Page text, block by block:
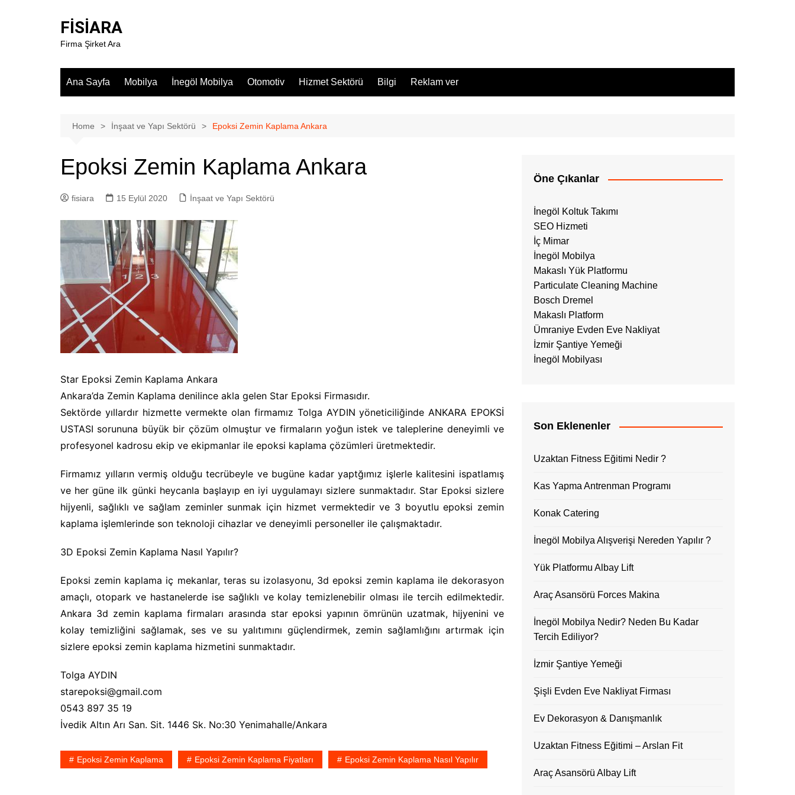
FİSİARA
Firma Şirket Ara
Ana Sayfa Mobilya İnegöl Mobilya Otomotiv Hizmet Sektörü Bilgi Reklam ver
Home İnşaat ve Yapı Sektörü Epoksi Zemin Kaplama Ankara
Epoksi Zemin Kaplama Ankara
fisiara 15 Eylül 2020 İnşaat ve Yapı Sektörü
Star Epoksi Zemin Kaplama Ankara
Ankara’da Zemin Kaplama denilince akla gelen Star Epoksi Firmasıdır.
Sektörde yıllardır hizmette vermekte olan firmamız Tolga AYDIN yöneticiliğinde ANKARA EPOKSİ
USTASI sorununa büyük bir çözüm olmuştur ve firmaların yoğun istek ve taleplerine deneyimli ve
profesyonel kadrosu ekip ve ekipmanlar ile epoksi kaplama çözümleri üretmektedir.
Firmamız yılların vermiş olduğu tecrübeyle ve bugüne kadar yaptğımız işlerle kalitesini ispatlamış
ve her güne ilk günki heycanla başlayıp en iyi uygulamayı sizlere sunmaktadır. Star Epoksi sizlere
hijyenli, sağlıklı ve sağlam zeminler sunmak için hizmet vermektedir ve 3 boyutlu epoksi zemin
kaplama işlemlerinde son teknoloji cihazlar ve deneyimli personeller ile çalışmaktadır.
3D Epoksi Zemin Kaplama Nasıl Yapılır?
Epoksi zemin kaplama iç mekanlar, teras su izolasyonu, 3d epoksi zemin kaplama ile dekorasyon
amaçlı, otopark ve hastanelerde ise sağlıklı ve kolay temizlenebilir olması ile tercih edilmektedir.
Ankara 3d zemin kaplama firmaları arasında star epoksi yapının ömrünün uzatmak, hijyenini ve
kolay temizliğini sağlamak, ses ve su yalıtımını güçlendirmek, zemin sağlamlığını artırmak için
sizlere epoksi zemin kaplama hizmetini sunmaktadır.
Tolga AYDIN
starepoksi@gmail.com
0543 897 35 19
İvedik Altın Arı San. Sit. 1446 Sk. No:30 Yenimahalle/Ankara
Epoksi Zemin Kaplama Epoksi Zemin Kaplama Fiyatları Epoksi Zemin Kaplama Nasıl Yapılır
Öne Çıkanlar
İnegöl Koltuk Takımı
SEO Hizmeti
İç Mimar
İnegöl Mobilya
Makaslı Yük Platformu
Particulate Cleaning Machine
Bosch Dremel
Makaslı Platform
Ümraniye Evden Eve Nakliyat
İzmir Şantiye Yemeği
İnegöl Mobilyası
Son Eklenenler
Uzaktan Fitness Eğitimi Nedir ?
Kas Yapma Antrenman Programı
Konak Catering
İnegöl Mobilya Alışverişi Nereden Yapılır ?
Yük Platformu Albay Lift
Araç Asansörü Forces Makina
İnegöl Mobilya Nedir? Neden Bu Kadar
Tercih Ediliyor?
İzmir Şantiye Yemeği
Şişli Evden Eve Nakliyat Firması
Ev Dekorasyon & Danışmanlık
Uzaktan Fitness Eğitimi – Arslan Fit
Araç Asansörü Albay Lift